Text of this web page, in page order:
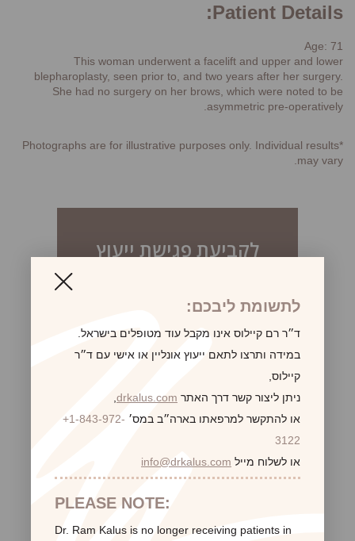
Patient Details:
Age: 71
This woman underwent a facelift and upper and lower
blepharoplasty, seen prior to, and two years after her surgery.
She had no surgery on her brows, which were noted to be
asymmetric pre-operatively.
*Photographs are for illustrative purposes only. Individual results
may vary.
לקביעת פגישת ייעוץ
לתשומת ליבכם:
ד״ר רם קיילוס אינו מקבל עוד מטופלים בישראל.
במידה ותרצו לתאם ייעוץ אונליין או אישי עם ד״ר
קיילוס,
ניתן ליצור קשר דרך האתר drkalus.com
או להתקשר למרפאתו בארה״ב במס׳ +1-843-972-
3122
או לשלוח מייל info@drkalus.com
PLEASE NOTE:
Dr. Ram Kalus is no longer receiving patients in